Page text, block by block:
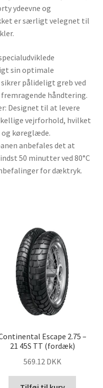
ydeevne og
er særligt velegnet til
sin optimale
pålideligt greb ved
håndtering.
Designet til at levere
vejrforhold, hvilket
og køreglæde.
anbefales det at
50 minutter ved 80°C
for dæktryk.
Escape 2.75 –
21 45S TT (fordæk)
569.12 DKK